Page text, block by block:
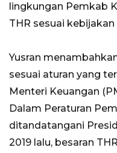
lingkungan Pemkab
THR sesuai
Yusran
sesuai aturan yang
Menteri Keuangan
Dalam Peraturan
ditandatangani
2019 lalu, besaran